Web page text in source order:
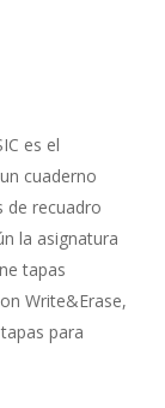
es el
cuaderno
de recuadro
la asignatura
tapas
Write&Erase,
para